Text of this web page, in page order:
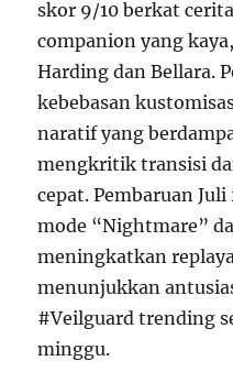
skor 9/10 berkat
companion yang
Harding dan Bellara.
kebebasan
naratif yang
mengkritik transisi
cepat. Pembaruan
mode “Nightmare”
meningkatkan
menunjukkan
#Veilguard trending
minggu.